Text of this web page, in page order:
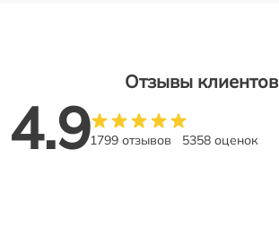
Отзывы клиентов
4.91799 отзывов 5358 оценок